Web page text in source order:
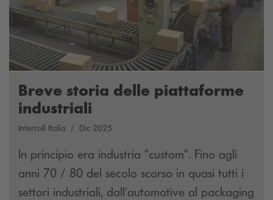
Breve storia delle piattaforme
industriali
Interroll Italia Dic 2025
In principio era industria “custom”. Fino agli
anni 70 / 80 del secolo scorso in quasi tutti i
settori industriali, dall’automotive al packaging